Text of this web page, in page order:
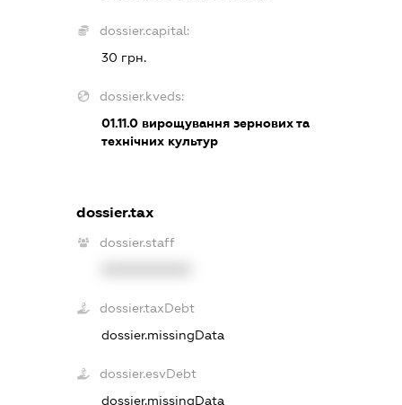
dossier.capital:
30 грн.
dossier.kveds:
01.11.0 вирощування зернових та
технічних культур
dossier.tax
dossier.staff
dossier.taxDebt
dossier.missingData
dossier.esvDebt
dossier.missingData